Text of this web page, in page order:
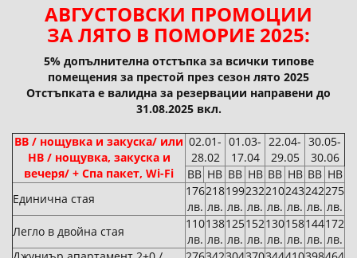
АВГУСТОВСКИ ПРОМОЦИИ
ЗА ЛЯТО В ПОМОРИЕ 2025:
5% допълнителна отстъпка за всички типове
помещения за престой през сезон лято 2025
Отстъпката е валидна за резервации направени до
31.08.2025 вкл.
BB / нощувка и закуска/ или
HB / нощувка, закуска и
вечеря/ + Спа пакет, Wi-Fi
02.01-
28.02
01.03-
17.04
22.04-
29.05
30.05-
30.06
BB HB BB HB BB HB BB HB
Единична стая
176
лв.
218
лв.
199
лв.
232
лв.
210
лв.
243
лв.
242
лв.
275
лв.
Легло в двойна стая
110
лв.
138
лв.
125
лв.
152
лв.
130
лв.
158
лв.
144
лв.
172
лв.